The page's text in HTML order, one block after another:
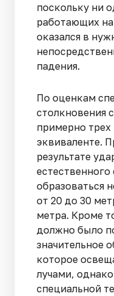
поскольку ни
работающих
оказался в
падения.
По оценкам
столкновения
примерно
эквиваленте.
результате
образоваться
от 20 до 30
метра. Кроме
должно было
значительное
которое
лучами,
специальной